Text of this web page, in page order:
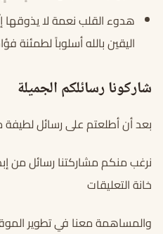
هدوء القلب نعمة لا يذوقها
اليقين بالله أسلوباً لطمئنة
شاركونا رسائلكم الجميلة
بعد أن أطلعتم على رسائل
نرغب منكم مشاركتنا رسائل من
خانة التعليقات
والمساهمة معنا في تطوير